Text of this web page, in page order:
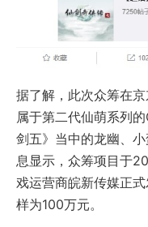
据了解，此次众筹在
属于第二代仙萌系列
剑五》当中的龙幽、
息显示，众筹项目于
戏运营商皖新传媒正
样为100万元。